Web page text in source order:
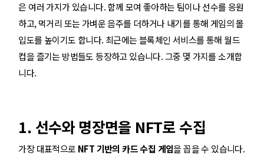
은 여러 가지가 있습니다. 함께 모여 좋아하는 팀이나 선수를 응원
하고, 먹거리 또는 가벼운 음주를 더하거나 내기를 통해 게임의 몰
입도를 높이기도 합니다. 최근에는 블록체인 서비스를 통해 월드
컵을 즐기는 방법들도 등장하고 있습니다. 그중 몇 가지를 소개합
니다.
1. 선수와 명장면을 NFT로 수집
가장 대표적으로 NFT 기반의 카드 수집 게임을 꼽을 수 있습니다.